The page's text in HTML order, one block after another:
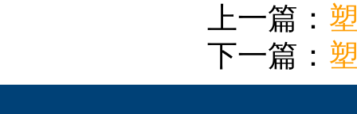
上一篇：
下一篇：